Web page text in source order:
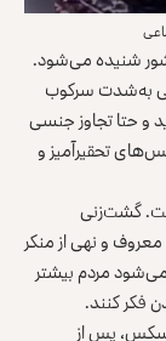
شنیده می‌شود.
به‌شدت سرکوب
و حتا تجاوز جنسی
تحقیرآمیز و
گشت‌زنی
و نهی از منکر
مردم بیشتر
فکر کنند.
پس از